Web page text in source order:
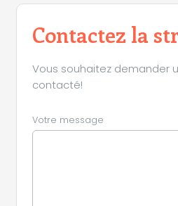
Contactez la
Vous souhaitez demander
contacté!
Votre message